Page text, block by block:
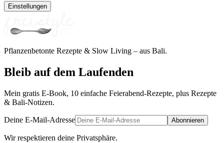
Einstellungen
Pflanzenbetonte Rezepte & Slow Living – aus Bali.
Bleib auf dem Laufenden
Mein gratis E-Book, 10 einfache Feierabend-Rezepte, plus Rezepte
& Bali-Notizen.
Deine E-Mail-Adresse Abonnieren
Wir respektieren deine Privatsphäre.